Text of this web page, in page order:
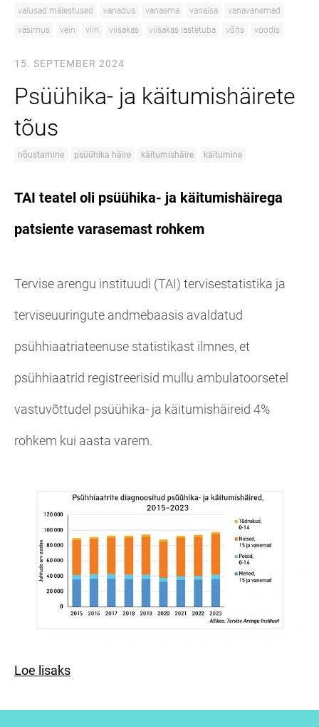
valusad mälestused
vanadus vanaema vanaisa
vanavanemad
väsimus
vein viin viisakas viisakas lastetuba võlts voodis
15. SEPTEMBER 2024
Psüühika- ja käitumishäirete
tõus
nõustamine psüühika häire käitumishäire käitumine
TAI teatel oli psüühika- ja käitumishäirega
patsiente varasemast rohkem
Tervise arengu instituudi (TAI) tervisestatistika ja
terviseuuringute andmebaasis avaldatud
psühhiaatriateenuse statistikast ilmnes, et
psühhiaatrid registreerisid mullu ambulatoorsetel
vastuvõttudel psüühika- ja käitumishäireid 4%
rohkem kui aasta varem.
Loe lisaks